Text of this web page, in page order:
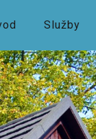
Služby